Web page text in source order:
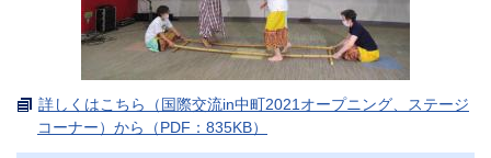
詳しくはこちら（国際交流in中町2021オープニング、ステージ
コーナー）から（PDF：835KB）